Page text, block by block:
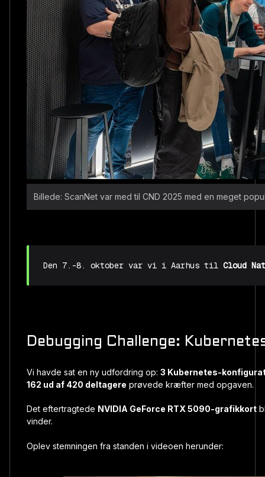
Billede: ScanNet var med til CND 2025 med en meget
Den 7.-8. oktober var vi i Aarhus til Cloud
Debugging Challenge:
Vi havde sat en ny udfordring op: 3 Kubernetes-
162 ud af 420 deltagere prøvede kræfter med opgaven.
Det eftertragtede NVIDIA GeForce RTX 5090-grafikkort
vinder.
Oplev stemningen fra standen i videoen herunder: